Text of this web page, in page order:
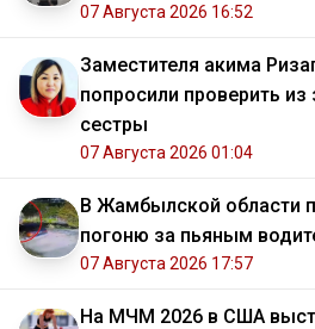
07 Августа 2026 16:52
Заместителя акима
попросили проверить из
сестры
07 Августа 2026 01:04
В Жамбылской области
погоню за пьяным
07 Августа 2026 17:57
На МЧМ 2026 в США